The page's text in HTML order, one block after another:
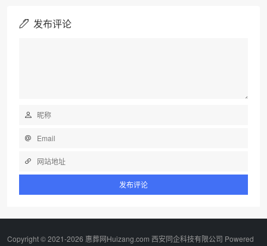
发布评论
Copyright © 2021-2026 惠葬网Huizang.com 西安同企科技有限公司 Powered